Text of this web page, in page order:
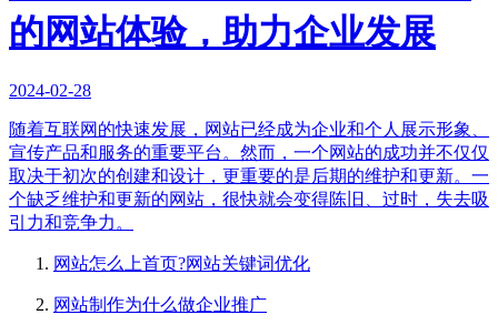
的网站体验，助力企业发展
2024-02-28
随着互联网的快速发展，网站已经成为企业和个人展示形象、
宣传产品和服务的重要平台。然而，一个网站的成功并不仅仅
取决于初次的创建和设计，更重要的是后期的维护和更新。一
个缺乏维护和更新的网站，很快就会变得陈旧、过时，失去吸
引力和竞争力。
网站怎么上首页?网站关键词优化
网站制作为什么做企业推广